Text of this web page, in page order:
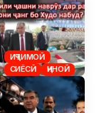
ИҶТИМОӢ
СИЁСӢ
ҶИНОӢ